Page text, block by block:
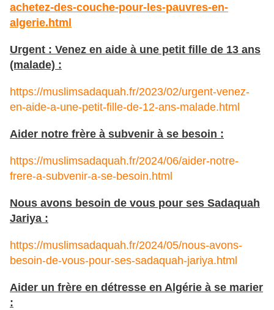
achetez-des-couche-pour-les-pauvres-en-
algerie.html
Urgent : Venez en aide à une petit fille de 13 ans
(malade) :
https://muslimsadaquah.fr/2023/02/urgent-venez-
en-aide-a-une-petit-fille-de-12-ans-malade.html
Aider notre frère à subvenir à se besoin :
https://muslimsadaquah.fr/2024/06/aider-notre-
frere-a-subvenir-a-se-besoin.html
Nous avons besoin de vous pour ses Sadaquah
Jariya :
https://muslimsadaquah.fr/2024/05/nous-avons-
besoin-de-vous-pour-ses-sadaquah-jariya.html
Aider un frère en détresse en Algérie à se marier
: